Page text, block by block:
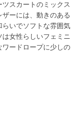
スカートのミックス
ーには、動きのある
いでソフトな雰囲気
女性らしいフェミニ
ワードロープに少しの